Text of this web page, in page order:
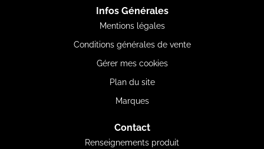
Infos Générales
Mentions légales
Conditions générales de vente
Gérer mes cookies
Plan du site
Marques
Contact
Renseignements produit